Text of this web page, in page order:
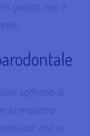
questa non è
soffrano di
la malattia
che in